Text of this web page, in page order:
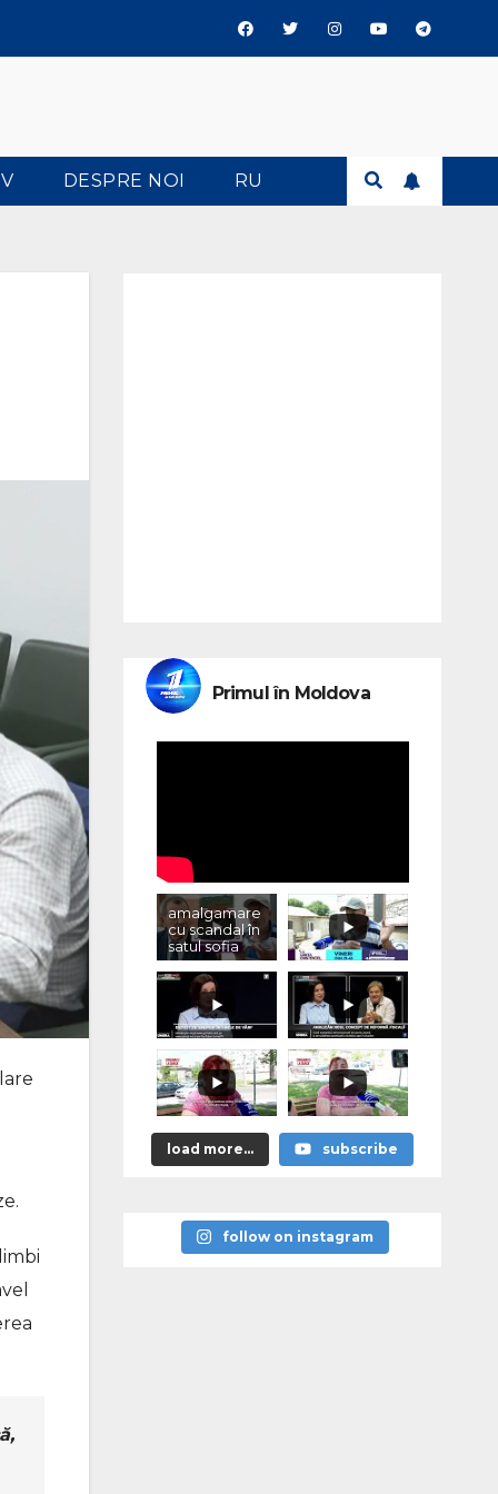
DESPRE NOI RU
Primul în Moldova
amalgamare
cu scandal în
satul sofia
load more... subscribe
follow on instagram